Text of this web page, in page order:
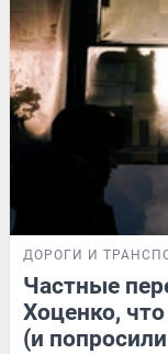
ДОРОГИ И
Частные
Хоценко,
(и